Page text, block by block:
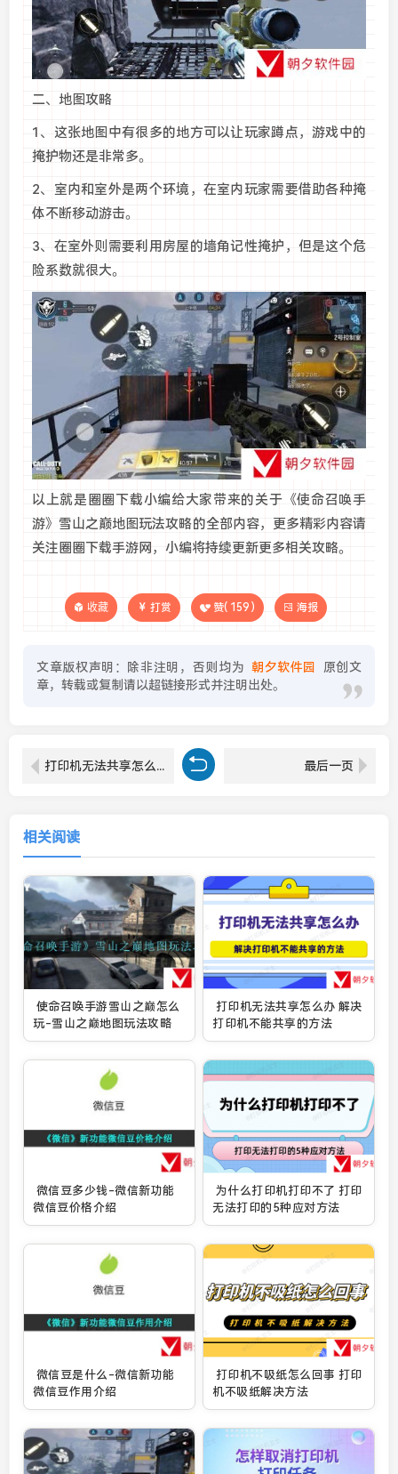
二、地图攻略
1、这张地图中有很多的地方可以让玩家蹲点，游戏中的
掩护物还是非常多。
2、室内和室外是两个环境，在室内玩家需要借助各种掩
体不断移动游击。
3、在室外则需要利用房屋的墙角记性掩护，但是这个危
险系数就很大。
以上就是圈圈下载小编给大家带来的关于《使命召唤手
游》雪山之巅地图玩法攻略的全部内容，更多精彩内容请
关注圈圈下载手游网，小编将持续更新更多相关攻略。
收藏 打赏 赞( 159 ) 海报
文章版权声明：除非注明，否则均为 朝夕软件园
原创文
章，转载或复制请以超链接形式并注明出处。
打印机无法共享怎么办 解决打印机不能共享的方法 最后一页
相关阅读
使命召唤手游雪山之巅怎么
玩-雪山之巅地图玩法攻略
打印机无法共享怎么办 解决
打印机不能共享的方法
微信豆多少钱-微信新功能
微信豆价格介绍
为什么打印机打印不了 打印
无法打印的5种应对方法
微信豆是什么-微信新功能
微信豆作用介绍
打印机不吸纸怎么回事 打印
机不吸纸解决方法